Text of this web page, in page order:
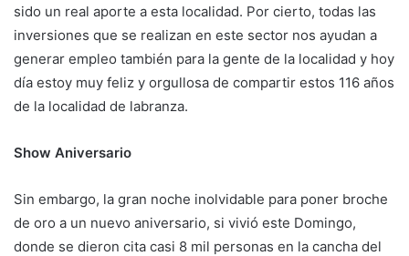
sido un real aporte a esta localidad. Por cierto, todas las
inversiones que se realizan en este sector nos ayudan a
generar empleo también para la gente de la localidad y hoy
día estoy muy feliz y orgullosa de compartir estos 116 años
de la localidad de labranza.
Show Aniversario
Sin embargo, la gran noche inolvidable para poner broche
de oro a un nuevo aniversario, si vivió este Domingo,
donde se dieron cita casi 8 mil personas en la cancha del